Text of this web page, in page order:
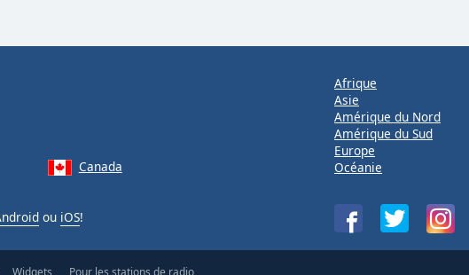
Canada
ou iOS!
Afrique
Asie
Amérique du Nord
Amérique du Sud
Europe
Océanie